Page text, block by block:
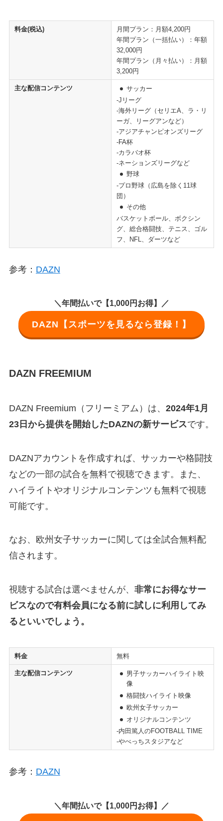
料金(税込)
月間プラン：月額4,200円
年間プラン（一括払い）：年額
32,000円
年間プラン（月々払い）：月額
3,200円
主な配信コンテンツ
サッカー
-Jリーグ
-海外リーグ（セリエA、ラ・リ
ーガ、リーグアンなど）
-アジアチャンピオンズリーグ
-FA杯
-カラバオ杯
-ネーションズリーグなど
野球
-プロ野球（広島を除く11球
団）
その他
バスケットボール、ボクシン
グ、総合格闘技、テニス、ゴル
フ、NFL、ダーツなど
参考： DAZN
＼年間払いで【1,000円お得】／
DAZN【スポーツを見るなら登録！】
DAZN FREEMIUM
DAZN Freemium（フリーミアム）は、 2024年1月
23日から提供を開始したDAZNの新サービスです。
DAZNアカウントを作成すれば、サッカーや格闘技
などの一部の試合を無料で視聴できます。また、
ハイライトやオリジナルコンテンツも無料で視聴
可能です。
なお、欧州女子サッカーに関しては全試合無料配
信されます。
視聴する試合は選べませんが、 非常にお得なサー
ビスなので有料会員になる前に試しに利用してみ
るといいでしょう。
料金 無料
主な配信コンテンツ
男子サッカーハイライト映
像
格闘技ハイライト映像
欧州女子サッカー
オリジナルコンテンツ
-内田篤人のFOOTBALL TIME
-やべっちスタジアなど
参考： DAZN
＼年間払いで【1,000円お得】／